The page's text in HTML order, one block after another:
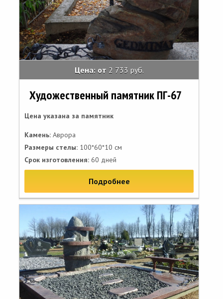
Цена: от 2 733 руб.
Художественный памятник ПГ-67
Цена указана за памятник
Камень: Аврора
Размеры стелы: 100*60*10 см
Срок изготовления: 60 дней
Подробнее